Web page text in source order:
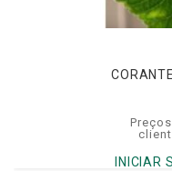
INICIAR